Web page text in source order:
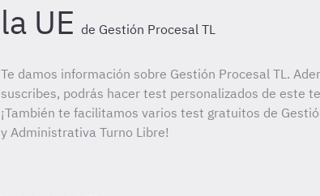
la UE de Gestión Procesal TL
Te damos información sobre Gestión Procesal TL.
suscribes, podrás hacer test personalizados de este
¡También te facilitamos varios test gratuitos de
y Administrativa Turno Libre!